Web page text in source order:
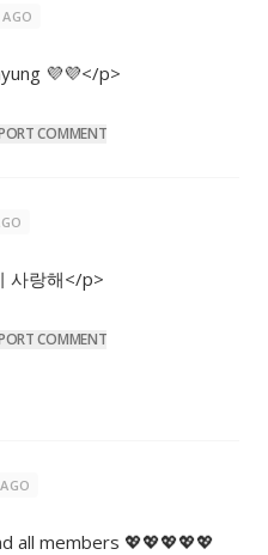
💜💜</p>
COMMENT
사랑해</p>
COMMENT
all members 💖💖💖💖💖